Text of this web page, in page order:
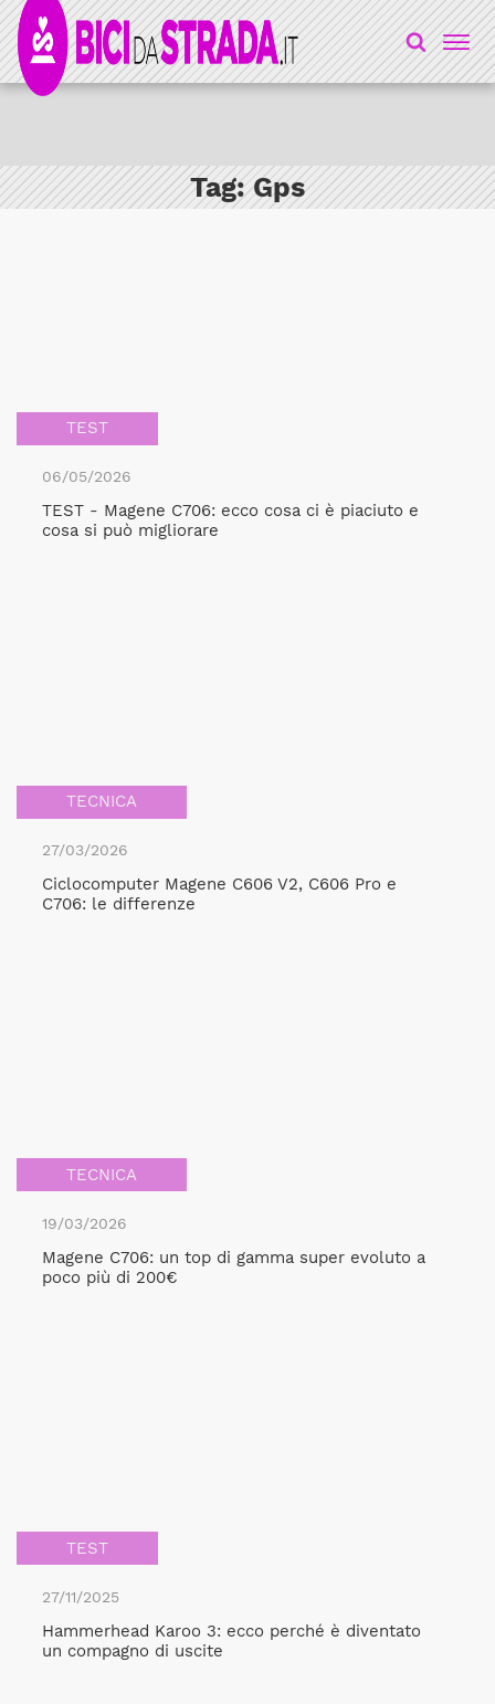
Tag:Gps
TEST
06/05/2026
TEST - Magene C706: ecco cosa ci è piaciuto e
cosa si può migliorare
TECNICA
27/03/2026
Ciclocomputer Magene C606 V2, C606 Pro e
C706: le differenze
TECNICA
19/03/2026
Magene C706: un top di gamma super evoluto a
poco più di 200€
TEST
27/11/2025
Hammerhead Karoo 3: ecco perché è diventato
un compagno di uscite